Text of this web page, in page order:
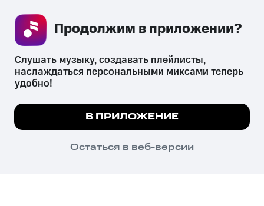
СКАЧАТЬ ПРИЛОЖЕНИЕ
психотропных веществ, их аналогов причиняет вред здоровью,
их незаконный оборот запрещён и влечёт установленную
законодательством ответственность.
© 2026 ООО «КИОН».
Все права защищены
Мы используем куки, чтобы на сайте все
Подробнее
ПОНЯТНО
Слушать музыку, создавать плейлисты,
наслаждаться персональными миксами теперь
удобно!
В ПРИЛОЖЕНИЕ
Остаться в веб-версии